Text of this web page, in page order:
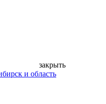
закрыть
и область